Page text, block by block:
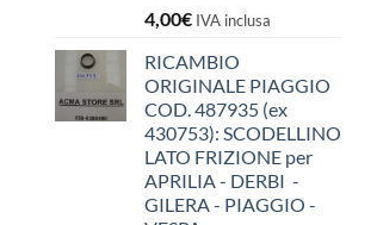
4,00€ IVA inclusa
RICAMBIO
ORIGINALE PIAGGIO
COD. 487935 (ex
430753): SCODELLINO
LATO FRIZIONE per
APRILIA - DERBI -
GILERA - PIAGGIO -